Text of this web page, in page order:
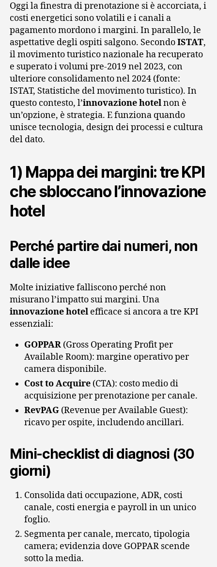
Oggi la finestra di prenotazione si è accorciata, i
costi energetici sono volatili e i canali a
pagamento mordono i margini. In parallelo, le
aspettative degli ospiti salgono. SecondoISTAT,
il movimento turistico nazionale ha recuperato
e superato i volumi pre‑2019 nel 2023, con
ulteriore consolidamento nel 2024 (fonte:
ISTAT, Statistiche del movimento turistico). In
questo contesto, l’innovazione hotelnon è
un’opzione, è strategia. E funziona quando
unisce tecnologia, design dei processi e cultura
del dato.
1) Mappa dei margini: tre KPI
che sbloccano l’innovazione
hotel
Perché partire dai numeri, non
dalle idee
Molte iniziative falliscono perché non
misurano l’impatto sui margini. Una
innovazione hotel efficace si ancora a tre KPI
essenziali:
GOPPAR (Gross Operating Profit per
Available Room): margine operativo per
camera disponibile.
Cost to Acquire (CTA): costo medio di
acquisizione per prenotazione per canale.
RevPAG (Revenue per Available Guest):
ricavo per ospite, includendo ancillari.
Mini‑checklist di diagnosi (30
giorni)
Consolida dati occupazione, ADR, costi
canale, costi energia e payroll in un unico
foglio.
Segmenta per canale, mercato, tipologia
camera; evidenzia dove GOPPAR scende
sotto la media.